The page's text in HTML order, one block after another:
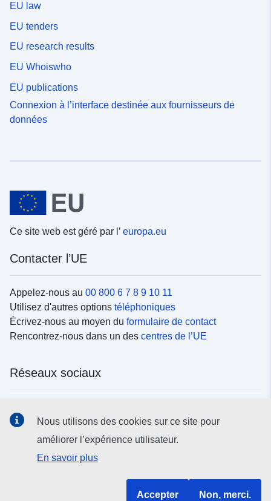
EU law
EU tenders
EU research results
EU Whoiswho
EU publications
Connexion à l’interface destinée aux fournisseurs de
données
Ce site web est géré par l’ europa.eu
Contacter l’UE
Appelez-nous au 00 800 6 7 8 9 10 11
Utilisez d'autres options téléphoniques
Écrivez-nous au moyen du formulaire de contact
Rencontrez-nous dans un des centres de l’UE
Réseaux sociaux
Institutions et organes de l’UE
Nous utilisons des cookies sur ce site pour
améliorer l’expérience utilisateur.
En savoir plus
Accepter Non, merci.